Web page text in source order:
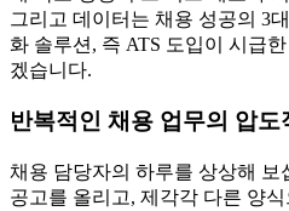
그리고 데이터는 채용 성공의 3
화 솔루션, 즉 ATS 도입이 시급
겠습니다.
반복적인 채용 업무의 압도
채용 담당자의 하루를 상상해 보
공고를 올리고, 제각각 다른 양